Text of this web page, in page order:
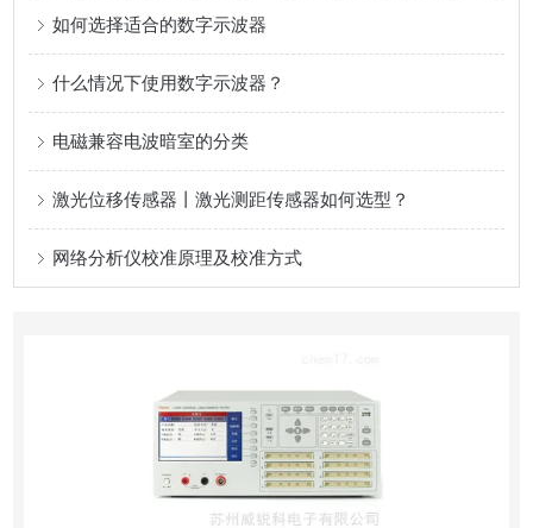
如何选择适合的数字示波器
什么情况下使用数字示波器？
电磁兼容电波暗室的分类
激光位移传感器丨激光测距传感器如何选型？
网络分析仪校准原理及校准方式